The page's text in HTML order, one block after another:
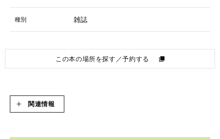
種別 雑誌
この本の場所を探す／予約する
関連情報